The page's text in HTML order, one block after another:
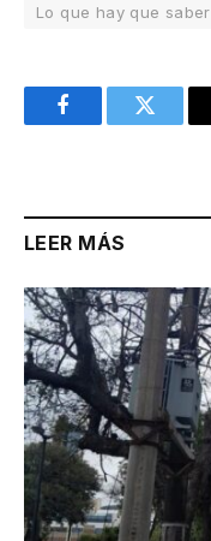
Lo que hay que saber
FacebookTwitter
LEER MÁS